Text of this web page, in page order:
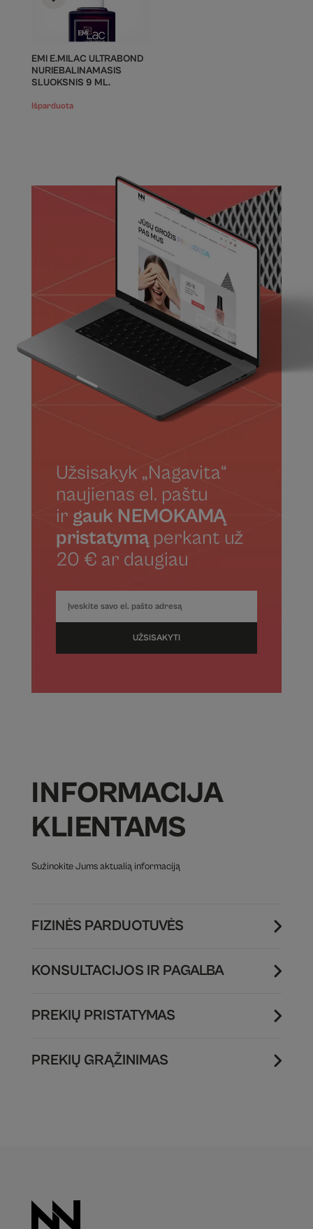
EMI E.MILAC ULTRABOND
NURIEBALINAMASIS
SLUOKSNIS 9 ML.
Išparduota
Užsisakyk „Nagavita“
naujienas el. paštu
ir gauk NEMOKAMĄ
pristatymąperkant už
20 € ar daugiau
UŽSISAKYTI
INFORMACIJA
KLIENTAMS
Sužinokite Jums aktualią informaciją
FIZINĖS PARDUOTUVĖS
KONSULTACIJOS IR PAGALBA
PREKIŲ PRISTATYMAS
PREKIŲ GRĄŽINIMAS